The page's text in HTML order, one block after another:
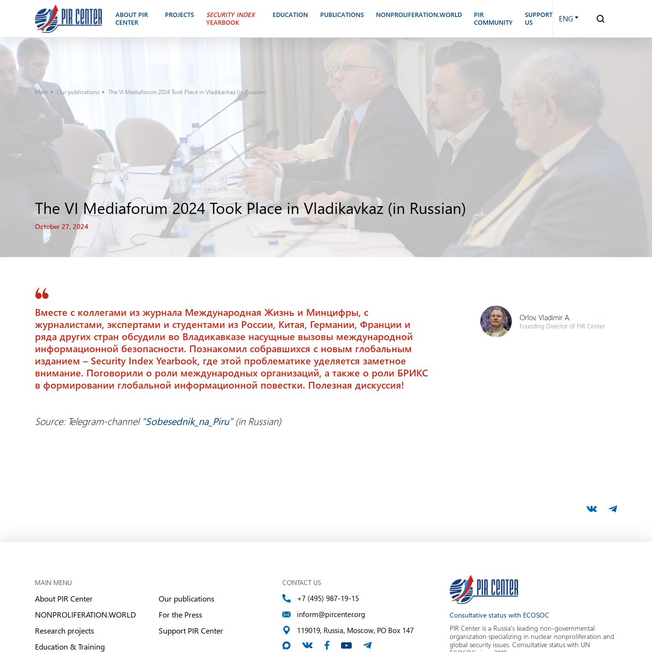
ABOUT PIR
CENTER
PROJECTS
SECURITY INDEX
YEARBOOK
EDUCATION PUBLICATIONS NONPROLIFERATION.WORLD
PIR
COMMUNITY
SUPPORT
US
ENG
Main Our publications The VI Mediaforum 2024 Took Place in Vladikavkaz (in Russian)
The VI Mediaforum 2024 Took Place in Vladikavkaz (in Russian)
October 27, 2024
Вместе с коллегами из журнала Международная Жизнь и Минцифры, с
журналистами, экспертами и студентами из России, Китая, Германии, Франции и
ряда других стран обсудили во Владикавказе насущные вызовы международной
информационной безопасности. Познакомил собравшихся с новым глобальным
изданием – Security Index Yearbook, где этой проблематике уделяется заметное
внимание. Поговорили о роли международных организаций, а также о роли БРИКС
в формировании глобальной информационной повестки. Полезная дискуссия!
Orlov, Vladimir A.
Founding Director of PIR Center
Source: Telegram-channel “Sobesednik_na_Piru”(in Russian)
MAIN MENU
About PIR Center
NONPROLIFERATION.WORLD
Research projects
Education & Training
Our publications
For the Press
Support PIR Center
CONTACT US
+7 (495) 987-19-15
inform@pircenter.org
119019, Russia, Moscow, PO Box 147
Consultative status with ECOSOC
PIR Center is a Russia's leading non-governmental
organization specializing in nuclear nonproliferation and
global security issues. Consultative status with UN